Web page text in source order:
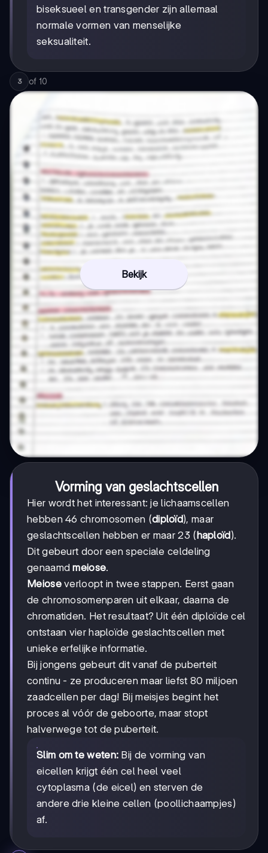
biseksueel en transgender zijn allemaal
normale vormen van menselijke
seksualiteit.
3 of 10
Bekijk
Vorming van geslachtscellen
Hier wordt het interessant: je lichaamscellen
hebben 46 chromosomen (diploïd), maar
geslachtscellen hebben er maar 23 (haploïd).
Dit gebeurt door een speciale celdeling
genaamdmeiose.
Meioseverloopt in twee stappen. Eerst gaan
de chromosomenparen uit elkaar, daarna de
chromatiden. Het resultaat? Uit één diploïde cel
ontstaan vier haploïde geslachtscellen met
unieke erfelijke informatie.
Bij jongens gebeurt dit vanaf de puberteit
continu - ze produceren maar liefst 80 miljoen
zaadcellen per dag! Bij meisjes begint het
proces al vóór de geboorte, maar stopt
halverwege tot de puberteit.
Slim om te weten: Bij de vorming van
eicellen krijgt één cel heel veel
cytoplasma (de eicel) en sterven de
andere drie kleine cellen (poollichaampjes)
af.